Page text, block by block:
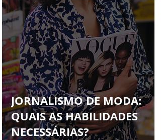
Designer de moda
-Estudantes de
-Trabalhar com
-Estudar Moda
Francys Saleh
JORNALISMO DE MODA:
QUAIS AS HABILIDADES
NECESSÁRIAS?